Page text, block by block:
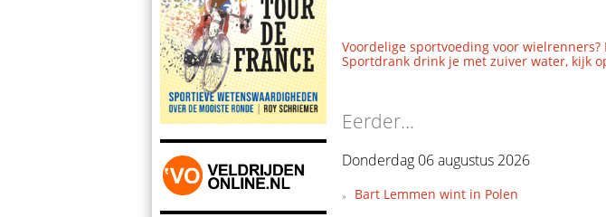
Voordelige sportvoeding voor
Sportdrank drink je met zuiver water, kijk
Eerder...
Donderdag 06 augustus 2026
Bart Lemmen wint in Polen